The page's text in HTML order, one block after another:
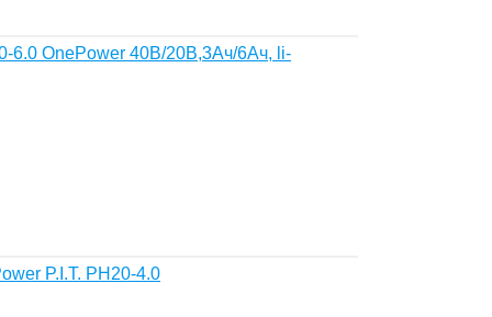
6.0 OnePower 40В/20В,3Ач/6Ач, li-
P.I.T. PH20-4.0